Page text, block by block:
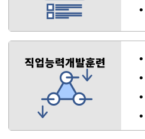
직업능력개발훈련